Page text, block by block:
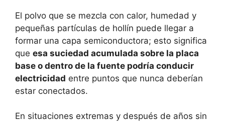
El polvo que se mezcla con calor, humedad y
pequeñas partículas de hollín puede llegar a
formar una capa semiconductora; esto significa
que esa suciedad acumulada sobre la placa
base o dentro de la fuente podría conducir
electricidad entre puntos que nunca deberían
estar conectados.
En situaciones extremas y después de años sin